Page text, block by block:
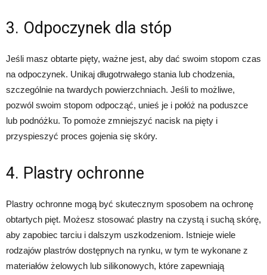
3. Odpoczynek dla stóp
Jeśli masz obtarte pięty, ważne jest, aby dać swoim stopom czas
na odpoczynek. Unikaj długotrwałego stania lub chodzenia,
szczególnie na twardych powierzchniach. Jeśli to możliwe,
pozwól swoim stopom odpocząć, unieś je i połóż na poduszce
lub podnóżku. To pomoże zmniejszyć nacisk na pięty i
przyspieszyć proces gojenia się skóry.
4. Plastry ochronne
Plastry ochronne mogą być skutecznym sposobem na ochronę
obtartych pięt. Możesz stosować plastry na czystą i suchą skórę,
aby zapobiec tarciu i dalszym uszkodzeniom. Istnieje wiele
rodzajów plastrów dostępnych na rynku, w tym te wykonane z
materiałów żelowych lub silikonowych, które zapewniają